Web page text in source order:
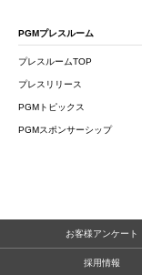
PGMプレスルーム
プレスルームTOP
プレスリリース
PGMトピックス
PGMスポンサーシップ
お客様アンケート
採用情報